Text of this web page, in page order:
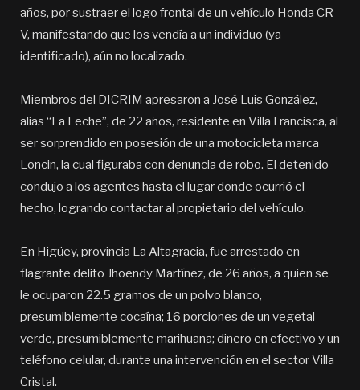
años, por sustraer el logo frontal de un vehículo Honda CR-
V, manifestando que los vendía a un individuo (ya
identificado), aún no localizado.
Miembros del DICRIM apresaron a José Luis González,
alias “La Leche”, de 22 años, residente en Villa Francisca, al
ser sorprendido en posesión de una motocicleta marca
Loncin, la cual figuraba con denuncia de robo. El detenido
condujo a los agentes hasta el lugar donde ocurrió el
hecho, logrando contactar al propietario del vehículo.
En Higüey, provincia La Altagracia, fue arrestado en
flagrante delito Jhoendy Martínez, de 26 años, a quien se
le ocuparon 22.5 gramos de un polvo blanco,
presumiblemente cocaína; 16 porciones de un vegetal
verde, presumiblemente marihuana; dinero en efectivo y un
teléfono celular, durante una intervención en el sector Villa
Cristal.